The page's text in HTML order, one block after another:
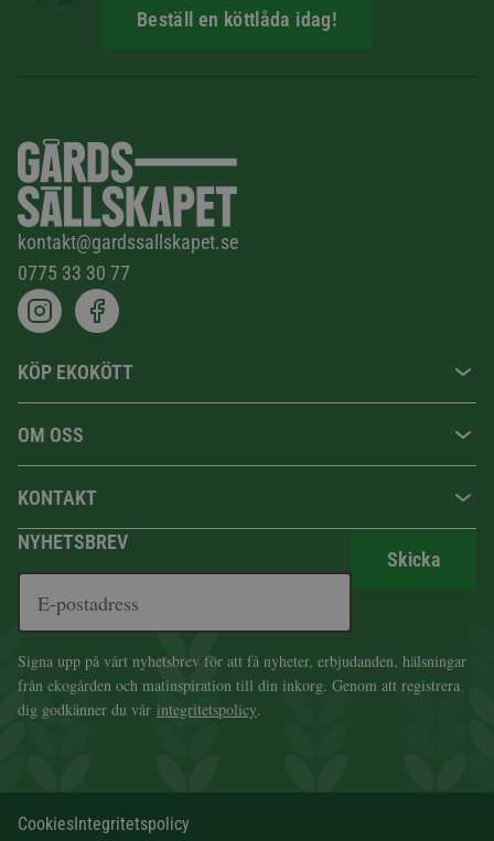
Beställ en köttlåda idag!
kontakt@gardssallskapet.se
0775 33 30 77
KÖP EKOKÖTT
OM OSS
KONTAKT
NYHETSBREV
Skicka
Signa upp på vårt nyhetsbrev för att få nyheter, erbjudanden, hälsningar
från ekogården och matinspiration till din inkorg. Genom att registrera
dig godkänner du vår integritetspolicy.
CookiesIntegritetspolicy